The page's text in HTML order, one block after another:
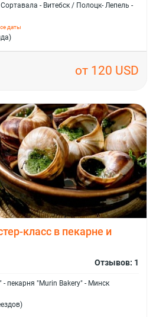
- Витебск / Полоцк- Лепель -
даты
от 120 USD
класс в пекарне и
Отзывов: 1
пекарня "Murin Bakery" - Минск